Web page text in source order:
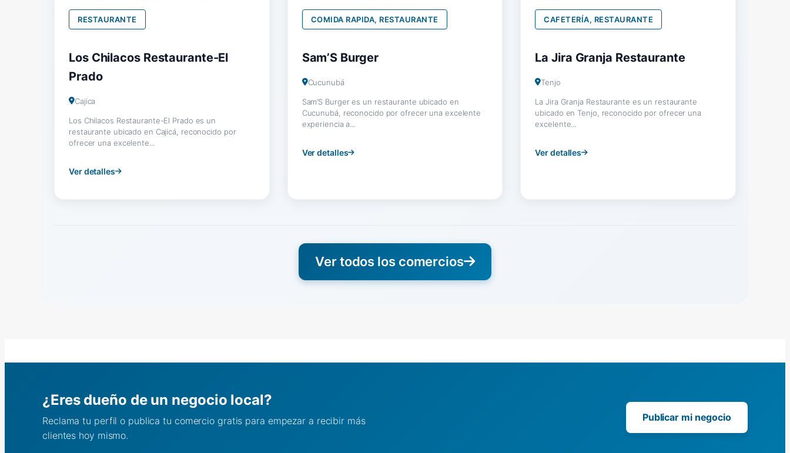
RESTAURANTE
Los Chilacos Restaurante-El
Prado
Cajica
Los Chilacos Restaurante-El Prado es un
restaurante ubicado en Cajicá, reconocido por
ofrecer una excelente...
Ver detalles
COMIDA RAPIDA, RESTAURANTE
Sam’S Burger
Cucunubá
Sam’S Burger es un restaurante ubicado en
Cucunubá, reconocido por ofrecer una excelente
experiencia a...
Ver detalles
CAFETERÍA, RESTAURANTE
La Jira Granja Restaurante
Tenjo
La Jira Granja Restaurante es un restaurante
ubicado en Tenjo, reconocido por ofrecer una
excelente...
Ver detalles
Ver todos los comercios
¿Eres dueño de un negocio local?
Reclama tu perfil o publica tu comercio gratis para empezar a recibir más
clientes hoy mismo.
Publicar mi negocio